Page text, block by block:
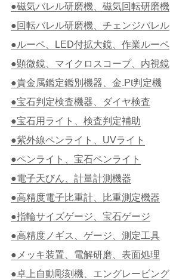
●磁気バレル研磨機、磁気回転研磨機
●回転バレル研磨機、チェンジバレル
●ルーペ、LED付拡大鏡、作業ルーペ
●顕微鏡、マイクロスコープ、内視鏡
●貴金属鑑定鑑別機器、金.Pt判定機
●宝石判定検査機器、ダイヤ検査
●宝石用ライト、検査判定補助
●紫外線ペンライト、UVライト
●ペンライト、宝石ペンライト
●電子天びん、計量計測機器
●高精度電子比重計、比重測定機器
●指輪サイズゲージ、宝石ゲージ
●高精度ノギス、ゲージ、測定工具
●メッキ装置、電解研磨、表面処理
●卓上自動彫刻機、エングレービング